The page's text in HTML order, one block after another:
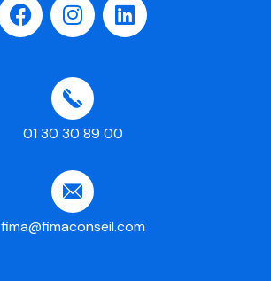
01 30 30 89 00
fima@fimaconseil.com